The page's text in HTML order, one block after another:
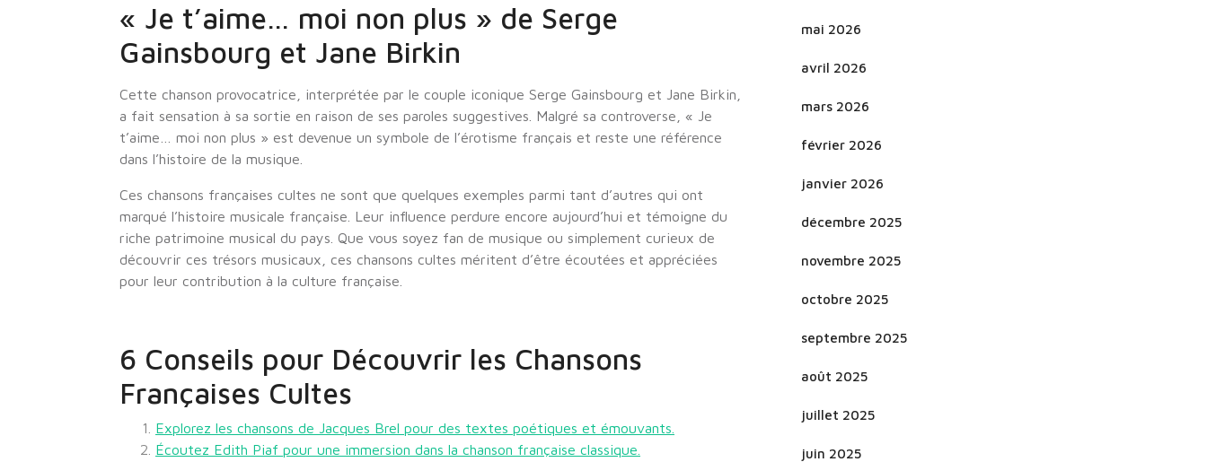
« Je t’aime… moi non plus » de Serge
Gainsbourg et Jane Birkin
Cette chanson provocatrice, interprétée par le couple iconique Serge Gainsbourg et Jane Birkin,
a fait sensation à sa sortie en raison de ses paroles suggestives. Malgré sa controverse, « Je
t’aime… moi non plus » est devenue un symbole de l’érotisme français et reste une référence
dans l’histoire de la musique.
Ces chansons françaises cultes ne sont que quelques exemples parmi tant d’autres qui ont
marqué l’histoire musicale française. Leur influence perdure encore aujourd’hui et témoigne du
riche patrimoine musical du pays. Que vous soyez fan de musique ou simplement curieux de
découvrir ces trésors musicaux, ces chansons cultes méritent d’être écoutées et appréciées
pour leur contribution à la culture française.
6 Conseils pour Découvrir les Chansons
Françaises Cultes
Explorez les chansons de Jacques Brel pour des textes poétiques et émouvants.
Écoutez Edith Piaf pour une immersion dans la chanson française classique.
mai 2026
avril 2026
mars 2026
février 2026
janvier 2026
décembre 2025
novembre 2025
octobre 2025
septembre 2025
août 2025
juillet 2025
juin 2025